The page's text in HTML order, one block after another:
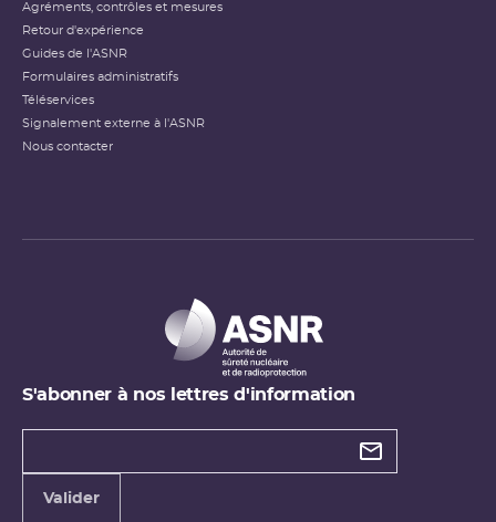
Agréments, contrôles et mesures
Retour d'expérience
Guides de l'ASNR
Formulaires administratifs
Téléservices
Signalement externe à l'ASNR
Nous contacter
S'abonner à nos lettres d'information
Types de
Valider